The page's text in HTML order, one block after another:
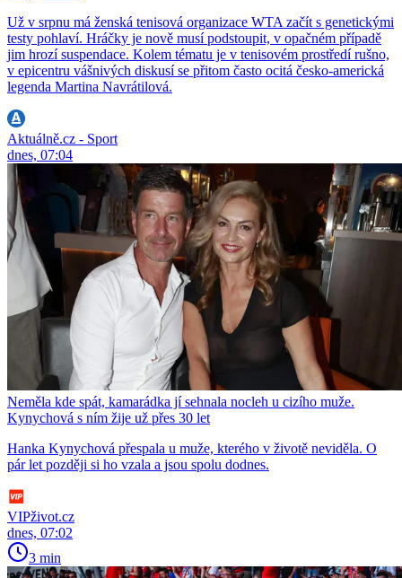
Už v srpnu má ženská tenisová organizace WTA začít s genetickými
testy pohlaví. Hráčky je nově musí podstoupit, v opačném případě
jim hrozí suspendace. Kolem tématu je v tenisovém prostředí rušno,
v epicentru vášnivých diskusí se přitom často ocitá česko-americká
legenda Martina Navrátilová.
Aktuálně.cz - Sport
dnes, 07:04
Neměla kde spát, kamarádka jí sehnala nocleh u cizího muže.
Kynychová s ním žije už přes 30 let
Hanka Kynychová přespala u muže, kterého v životě neviděla. O
pár let později si ho vzala a jsou spolu dodnes.
VIPživot.cz
dnes, 07:02
3 min